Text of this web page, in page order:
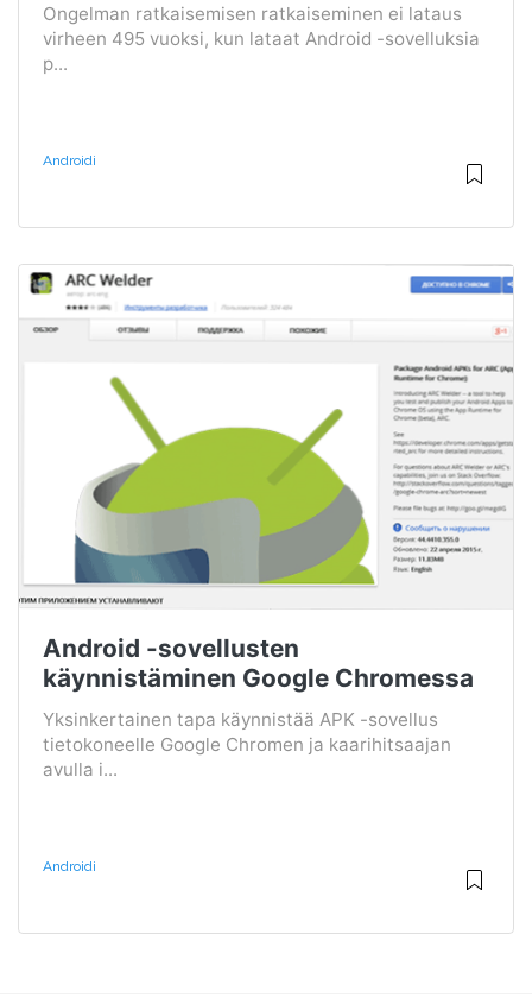
Ongelman ratkaisemisen ratkaiseminen ei lataus
virheen 495 vuoksi, kun lataat Android -sovelluksia
p...
Androidi
Android -sovellusten
käynnistäminen Google Chromessa
Yksinkertainen tapa käynnistää APK -sovellus
tietokoneelle Google Chromen ja kaarihitsaajan
avulla i...
Androidi